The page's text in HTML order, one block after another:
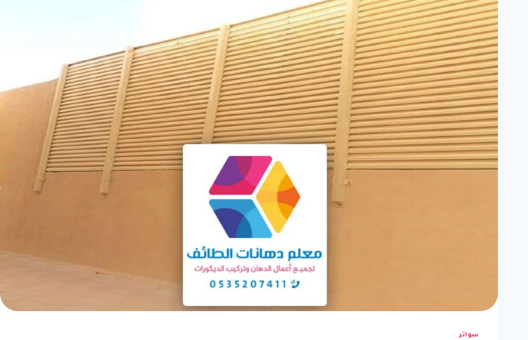
سواتر
بسرعة قبل قدوم الضيوف،
لترميم منزلي، ووجدت مقاول
“كنت أبحث عن مظلة
سيارتي من الشمس،